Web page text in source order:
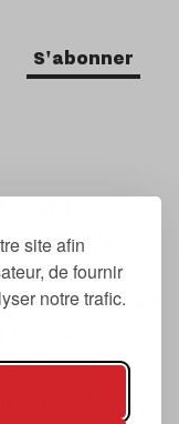
site afin
de fournir
notre trafic.
S'abonner
sur la
dont la
», « suivant
du
tendances
musique